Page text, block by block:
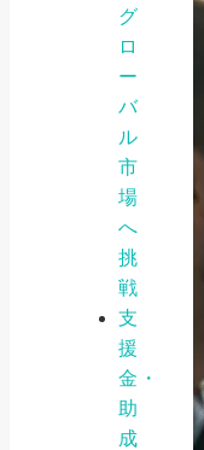
グ
ロ
ー
バ
ル
市
場
へ
挑
戦
支
援
金・
助
成